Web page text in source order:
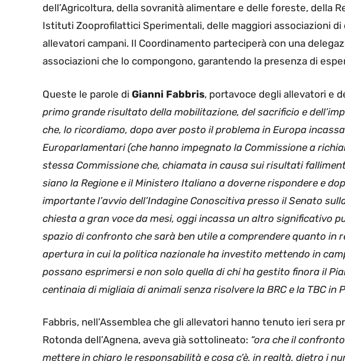
dell’Agricoltura, della sovranità alimentare e delle foreste, della
Istituti Zooprofilattici Sperimentali, delle maggiori associazioni di
allevatori campani. Il Coordinamento parteciperà con una
associazioni che lo compongono, garantendo la presenza di
Queste le parole di Gianni Fabbris, portavoce degli allevatori e
primo grande risultato della mobilitazione, del sacrificio e
che, lo ricordiamo, dopo aver posto il problema in Europa
Europarlamentari (che hanno impegnato la Commissione a
stessa Commissione che, chiamata in causa sui risultati
siano la Regione e il Ministero Italiano a doverne rispondere e
importante l’avvio dell’Indagine Conoscitiva presso il Senato
chiesta a gran voce da mesi, oggi incassa un altro significativo
spazio di confronto che sarà ben utile a comprendere quanto in
apertura in cui la politica nazionale ha investito mettendo in
possano esprimersi e non solo quella di chi ha gestito finora il
centinaia di migliaia di animali senza risolvere la BRC e la TBC in
Fabbris, nell’Assemblea che gli allevatori hanno tenuto ieri sera
Rotonda dell’Agnena, aveva già sottolineato: “ora che il
mettere in chiaro le responsabilità e cosa c’è, in realtà, dietro i